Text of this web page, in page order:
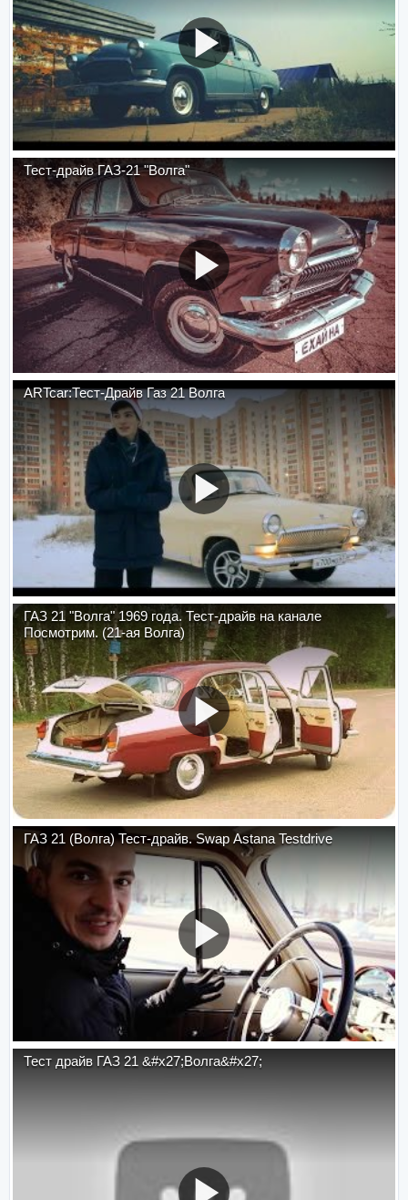
Тест-драйв ГАЗ-21 "Волга"
ARTcar:Тест-Драйв Газ 21 Волга
ГАЗ 21 "Волга" 1969 года. Тест-драйв на канале
Посмотрим. (21-ая Волга)
ГАЗ 21 (Волга) Тест-драйв. Swap Astana Testdrive
Тест драйв ГАЗ 21 &#x27;Волга&#x27;